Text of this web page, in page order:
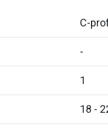
C-
-
1
18 -